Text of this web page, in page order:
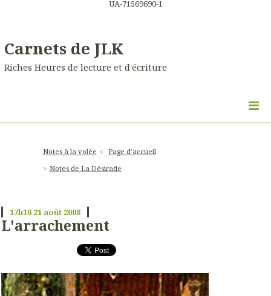
UA-71569690-1
Carnets de JLK
Riches Heures de lecture et d'écriture
Notes à la volée
Page d'accueil
Notes de La Désirade
17h16 21 août 2008
L'arrachement